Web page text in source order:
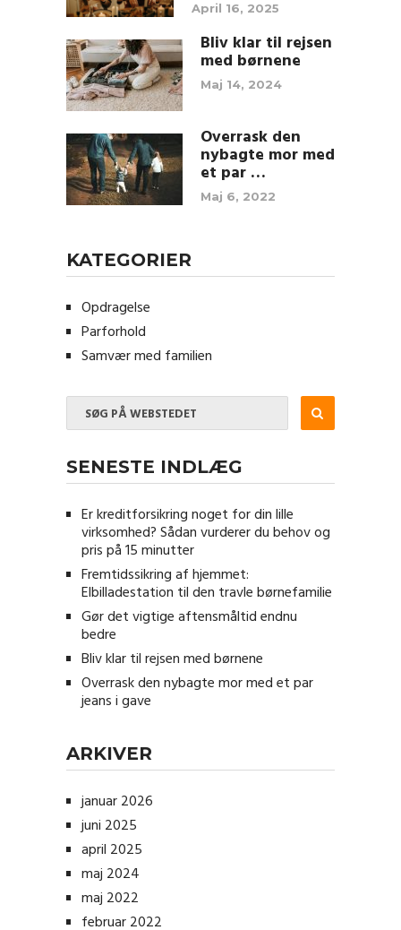
April 16, 2025
Bliv klar til rejsen
med børnene
Maj 14, 2024
Overrask den
nybagte mor med
et par …
Maj 6, 2022
KATEGORIER
Opdragelse
Parforhold
Samvær med familien
SENESTE INDLÆG
Er kreditforsikring noget for din lille
virksomhed? Sådan vurderer du behov og
pris på 15 minutter
Fremtidssikring af hjemmet:
Elbilladestation til den travle børnefamilie
Gør det vigtige aftensmåltid endnu
bedre
Bliv klar til rejsen med børnene
Overrask den nybagte mor med et par
jeans i gave
ARKIVER
januar 2026
juni 2025
april 2025
maj 2024
maj 2022
februar 2022